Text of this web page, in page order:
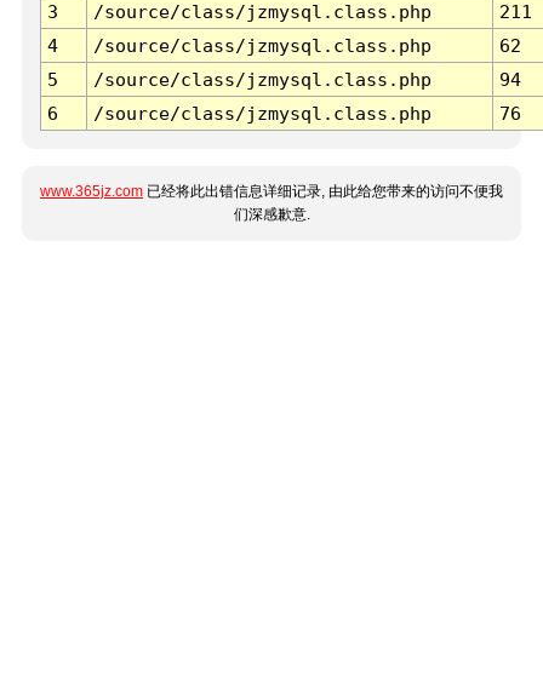
3 /source/class/jzmysql.class.php
211
4
/source/class/jzmysql.class.php
62
5
/source/class/jzmysql.class.php
94
6
/source/class/jzmysql.class.php 76
www.365jz.com 已经将此出错信息详细记录, 由此给您带来的访问不便我
们深感歉意.